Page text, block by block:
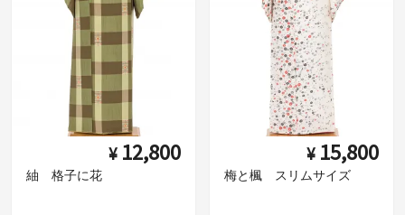
¥ 12,800
紬 格子に花
¥ 15,800
梅と楓 スリムサイズ